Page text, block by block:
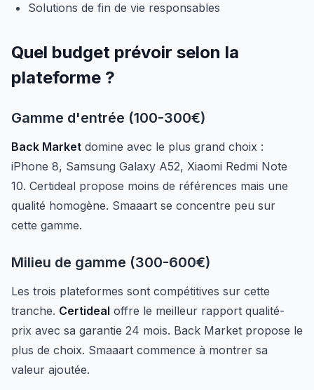
Solutions de fin de vie responsables
Quel budget prévoir selon la
plateforme ?
Gamme d'entrée (100-300€)
Back Market domine avec le plus grand choix :
iPhone 8, Samsung Galaxy A52, Xiaomi Redmi Note
10. Certideal propose moins de références mais une
qualité homogène. Smaaart se concentre peu sur
cette gamme.
Milieu de gamme (300-600€)
Les trois plateformes sont compétitives sur cette
tranche. Certideal offre le meilleur rapport qualité-
prix avec sa garantie 24 mois. Back Market propose le
plus de choix. Smaaart commence à montrer sa
valeur ajoutée.